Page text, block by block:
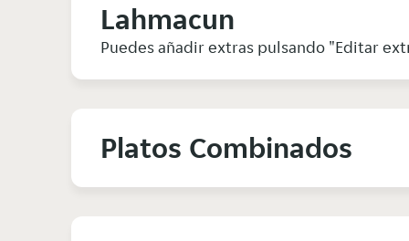
Lahmacun
Puedes añadir extras pulsando "Editar
Platos Combinados